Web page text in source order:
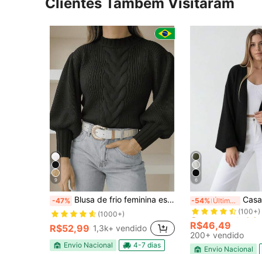
9
-47% Blusa de frio feminina estilo blogueira com trança 2025 blusa tricot manga bufante
(1000+)
R$52,99 1,3k+ vendido
Envio Nacional 4-7 dias
6
-54% Últimos 2 dias Casaco
Quase esgotado!
(100+)
Quase esgotado!
Quase esgotado!
Quase esgotado!
(100+)
R$46,49
200+ vendido
Envio Nacional